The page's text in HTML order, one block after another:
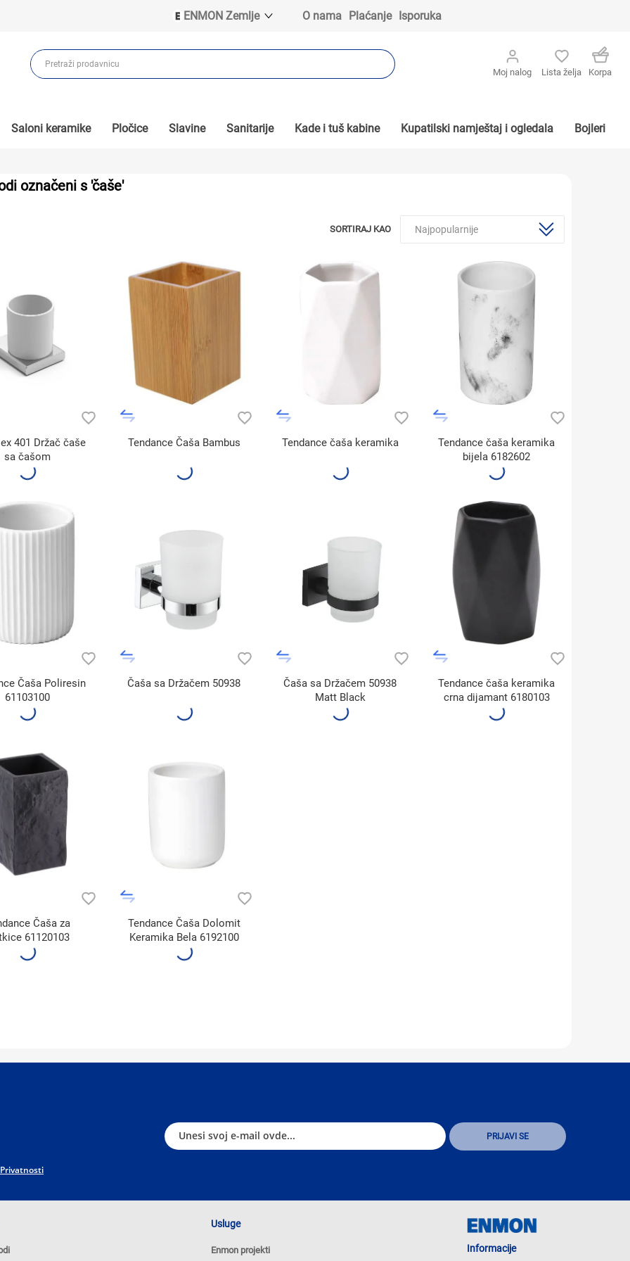
ENMON Zemlje
ENMON BIH
ENMON MKD
O nama Plaćanje Isporuka
Moj nalog Lista želja Korpa
Saloni keramike Pločice Slavine Sanitarije Kade i tuš kabine Kupatilski namještaj i ogledala Bojleri
označeni s 'čaše'
SORTIRAJ KAO
401 Držač čaše
sa čašom
Tendance Čaša Bambus Tendance čaša keramika
Tendance čaša keramika
bijela 6182602
Čaša Poliresin
61103100
Čaša sa Držačem 50938
Čaša sa Držačem 50938
Matt Black
Tendance čaša keramika
crna dijamant 6180103
Čaša za
61120103
Tendance Čaša Dolomit
Keramika Bela 6192100
Usluge
Enmon projekti Informacije